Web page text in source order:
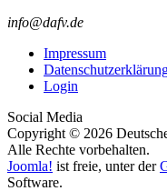
info@dafv.de
Impressum
Login
Social Media
Copyright © 2026
Alle Rechte vorbehalten.
Joomla! ist freie, unter der
Software.